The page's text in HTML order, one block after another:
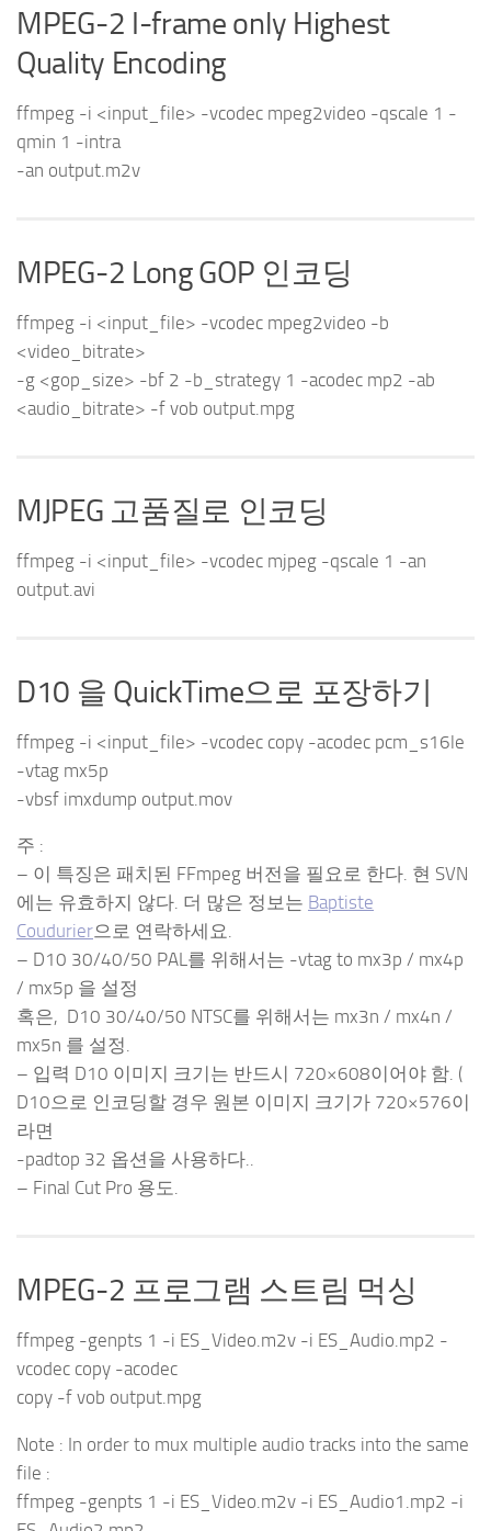
MPEG-2 I-frame only Highest
Quality Encoding
ffmpeg -i <input_file> -vcodec mpeg2video -qscale 1 -
qmin 1 -intra
-an output.m2v
MPEG-2 Long GOP 인코딩
ffmpeg -i <input_file> -vcodec mpeg2video -b
<video_bitrate>
-g <gop_size> -bf 2 -b_strategy 1 -acodec mp2 -ab
<audio_bitrate> -f vob output.mpg
MJPEG 고품질로 인코딩
ffmpeg -i <input_file> -vcodec mjpeg -qscale 1 -an
output.avi
D10 을 QuickTime으로 포장하기
ffmpeg -i <input_file> -vcodec copy -acodec pcm_s16le
-vtag mx5p
-vbsf imxdump output.mov
주 :
– 이 특징은 패치된 FFmpeg 버전을 필요로 한다. 현 SVN
에는 유효하지 않다. 더 많은 정보는 Baptiste
Coudurier으로 연락하세요.
– D10 30/40/50 PAL를 위해서는 -vtag to mx3p / mx4p
/ mx5p 을 설정
혹은, D10 30/40/50 NTSC를 위해서는 mx3n / mx4n /
mx5n 를 설정.
– 입력 D10 이미지 크기는 반드시 720×608이어야 함. (
D10으로 인코딩할 경우 원본 이미지 크기가 720×576이
라면
-padtop 32 옵션을 사용하다..
– Final Cut Pro 용도.
MPEG-2 프로그램 스트림 먹싱
ffmpeg -genpts 1 -i ES_Video.m2v -i ES_Audio.mp2 -
vcodec copy -acodec
copy -f vob output.mpg
Note : In order to mux multiple audio tracks into the same
file :
ffmpeg -genpts 1 -i ES_Video.m2v -i ES_Audio1.mp2 -i